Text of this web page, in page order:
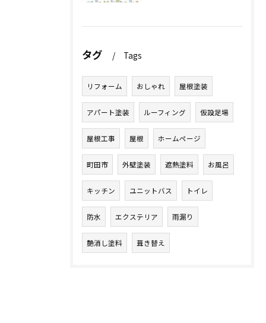
タグ Tags
リフォーム おしゃれ 屋根塗装
アパート塗装 ルーフィング 仮設足場
屋根工事 屋根 ホームページ
町田市 外壁塗装 遮熱塗料 お風呂
キッチン ユニットバス トイレ
防水 エクステリア 雨漏り
艶消し塗料 葺き替え